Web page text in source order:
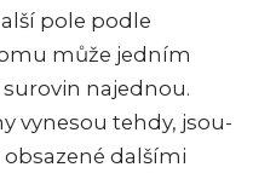
pole podle
může jedním
najednou.
vynesou tehdy, jsou-
obsazené dalšími